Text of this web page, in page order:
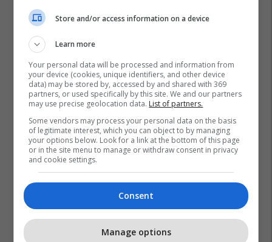
Store and/or access information on a device
Learn more
Your personal data will be processed and information from
your device (cookies, unique identifiers, and other device
data) may be stored by, accessed by and shared with 369
partners, or used specifically by this site. We and our partners
may use precise geolocation data. List of partners.
Some vendors may process your personal data on the basis
of legitimate interest, which you can object to by managing
your options below. Look for a link at the bottom of this page
or in the site menu to manage or withdraw consent in privacy
and cookie settings.
Consent
Manage options